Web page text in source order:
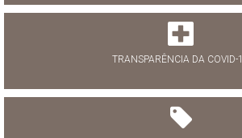
TRANSPARÊNCIA DA COVID-